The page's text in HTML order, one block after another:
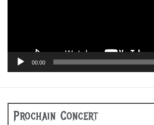
00:00
Prochain Concert